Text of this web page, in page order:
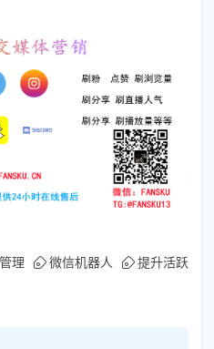
理 微信机器人
提升活跃